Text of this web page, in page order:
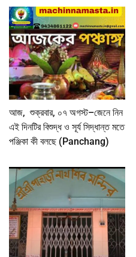
আজ, শুক্রবার, ০৭ অগস্ট–জেনে নিন
এই দিনটির বিশুদ্ধ ও সূর্য সিদ্ধান্ত মতে
পঞ্জিকা কী বলছে (Panchang)